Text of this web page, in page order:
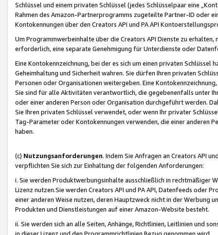
Schlüssel und einem privaten Schlüssel (jedes Schlüsselpaar eine
Rahmen des Amazon-Partnerprogramms zugeteilte Partner-ID oder
Kontokennungen über den Creators API und PA API
Um Programmwerbeinhalte über die Creators API Dienste zu
erforderlich, eine separate Genehmigung für Unterdienste oder
Eine Kontokennzeichnung, bei der es sich um einen privaten
Geheimhaltung und Sicherheit wahren. Sie dürfen Ihren privaten
Personen oder Organisationen weitergeben. Eine
Sie sind für alle Aktivitäten verantwortlich, die gegebenenfalls unter
oder einer anderen Person oder Organisation durchgeführt werden.
Sie Ihren privaten Schlüssel verwendet, oder wenn Ihr privater
Tag-Parameter oder Kontokennungen verwenden, die einer anderen
haben.
(c) Nutzungsanforderungen. Indem Sie Anfragen an Creators API
verpflichten Sie sich zur Einhaltung der folgenden Anforderungen:
i. Sie werden Produktwerbungsinhalte ausschließlich in rechtmäßiger
Lizenz nutzen.Sie werden Creators API und PA API, Datenfeeds oder
einer anderen Weise nutzen, deren Hauptzweck nicht in der Werbung
Produkten und Dienstleistungen auf einer Amazon-Website besteht.
ii. Sie werden sich an alle Seiten, Anhänge, Richtlinien, Leitlinien und
in dieser Lizenz und den Programmrichtlinien Bezug genommen wird.